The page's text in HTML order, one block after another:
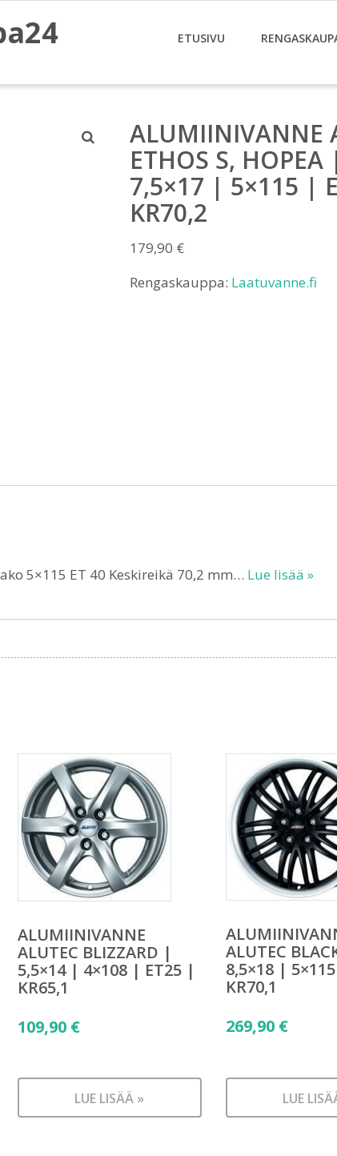
ETUSIVU
ALUMIINIVANNE
ETHOS S, HOPEA |
7,5×17 | 5×115 |
KR70,2
179,90 €
Rengaskauppa: Laatuvanne.fi
5×115 ET 40 Keskireikä 70,2 mm… Lue lisää »
ALUMIINIVANNE
ALUTEC BLIZZARD |
5,5×14 | 4×108 | ET25 |
KR65,1
109,90 €
LUE LISÄÄ »
ALUTEC
8,5×18 |
KR70,1
269,90 €
LUE